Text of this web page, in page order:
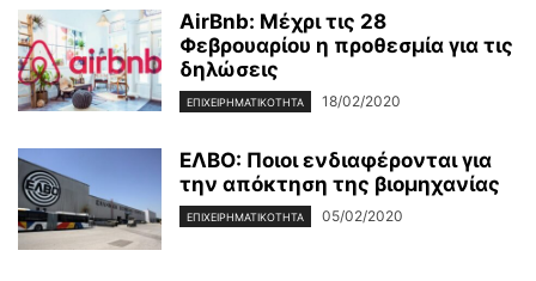
AirBnb: Μέχρι τις 28
Φεβρουαρίου η προθεσμία για τις
δηλώσεις
ΕΠΙΧΕΙΡΗΜΑΤΙΚΌΤΗΤΑ 18/02/2020
ΕΛΒΟ: Ποιοι ενδιαφέρονται για
την απόκτηση της βιομηχανίας
ΕΠΙΧΕΙΡΗΜΑΤΙΚΌΤΗΤΑ 05/02/2020